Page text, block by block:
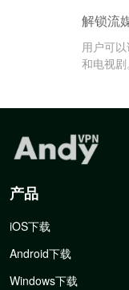
解锁流
用户可
和电视剧
产品
iOS下载
Android下载
Windows下载